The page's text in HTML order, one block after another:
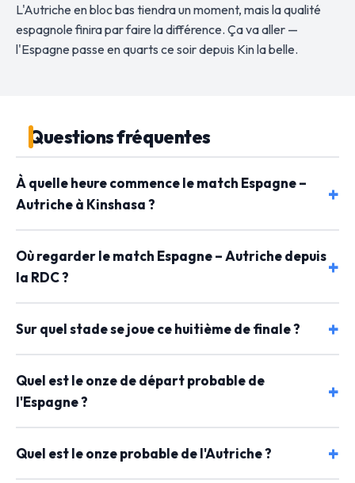
L'Autriche en bloc bas tiendra un moment, mais la qualité
espagnole finira par faire la différence. Ça va aller —
l'Espagne passe en quarts ce soir depuis Kin la belle.
Questions fréquentes
À quelle heure commence le match Espagne –
Autriche à Kinshasa ?
Où regarder le match Espagne – Autriche depuis
la RDC ?
Sur quel stade se joue ce huitième de finale ?
Quel est le onze de départ probable de
l'Espagne ?
Quel est le onze probable de l'Autriche ?